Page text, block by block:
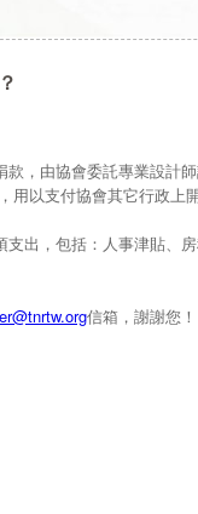
，由協會委託專業設計
用以支付協會其它行政上
出，包括：人事津貼、
信箱，謝謝您！